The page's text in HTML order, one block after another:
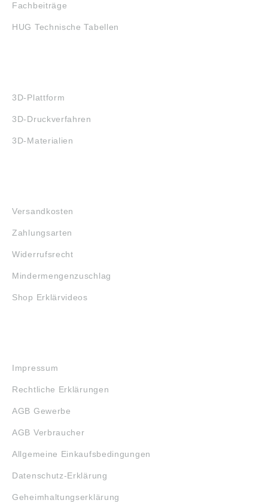
Fachbeiträge
HUG Technische Tabellen
3D-Plattform
3D-Druckverfahren
3D-Materialien
Versandkosten
Zahlungsarten
Widerrufsrecht
Mindermengenzuschlag
Shop Erklärvideos
Impressum
Rechtliche Erklärungen
AGB Gewerbe
AGB Verbraucher
Allgemeine Einkaufsbedingungen
Datenschutz-Erklärung
Geheimhaltungserklärung